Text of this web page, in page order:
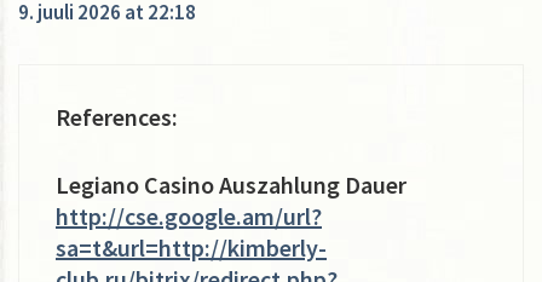
9. juuli 2026 at 22:18
References:
Legiano Casino Auszahlung Dauer
http://cse.google.am/url?
sa=t&url=http://kimberly-